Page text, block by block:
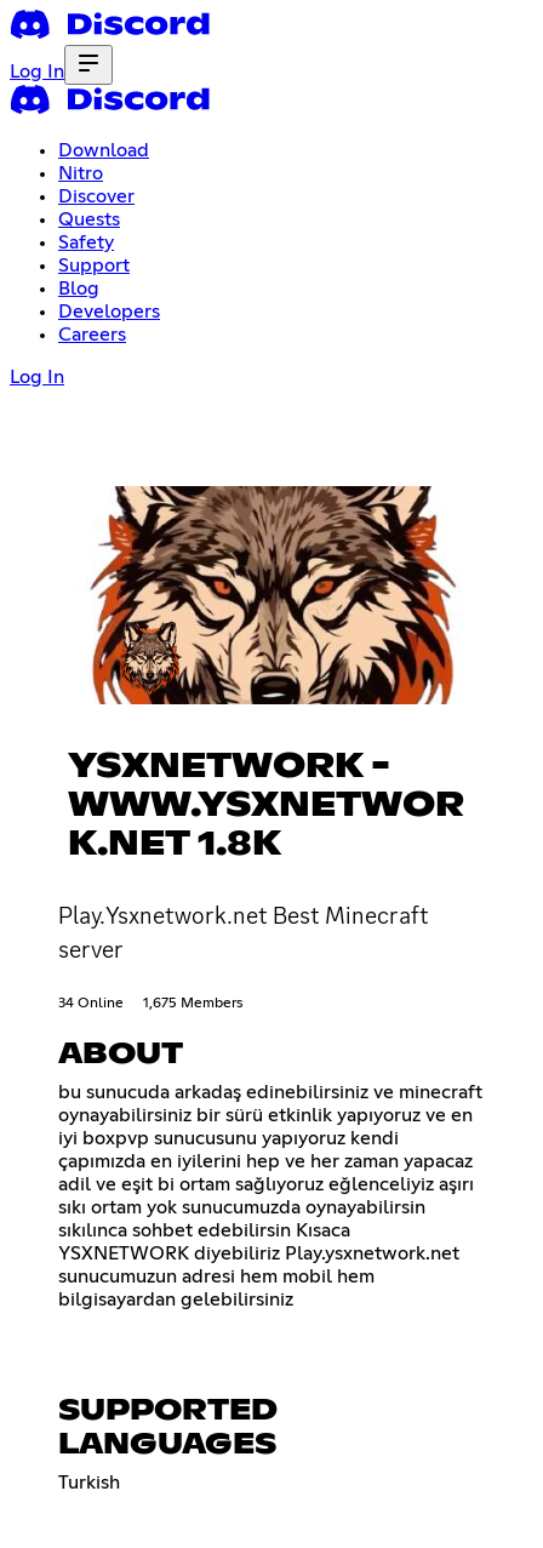
Log In
Download
Nitro
Discover
Quests
Safety
Support
Blog
Developers
Careers
Log In
YSXNETWORK -
WWW.YSXNETWOR
K.NET 1.8K
Play.Ysxnetwork.net Best Minecraft
server
34 Online 1,675 Members
ABOUT
bu sunucuda arkadaş edinebilirsiniz ve minecraft
oynayabilirsiniz bir sürü etkinlik yapıyoruz ve en
iyi boxpvp sunucusunu yapıyoruz kendi
çapımızda en iyilerini hep ve her zaman yapacaz
adil ve eşit bi ortam sağlıyoruz eğlenceliyiz aşırı
sıkı ortam yok sunucumuzda oynayabilirsin
sıkılınca sohbet edebilirsin Kısaca
YSXNETWORK diyebiliriz Play.ysxnetwork.net
sunucumuzun adresi hem mobil hem
bilgisayardan gelebilirsiniz
SUPPORTED
LANGUAGES
Turkish